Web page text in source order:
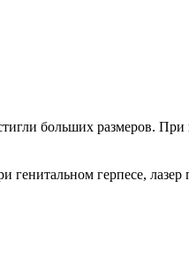
больших размеров. При
герпесе, лазер